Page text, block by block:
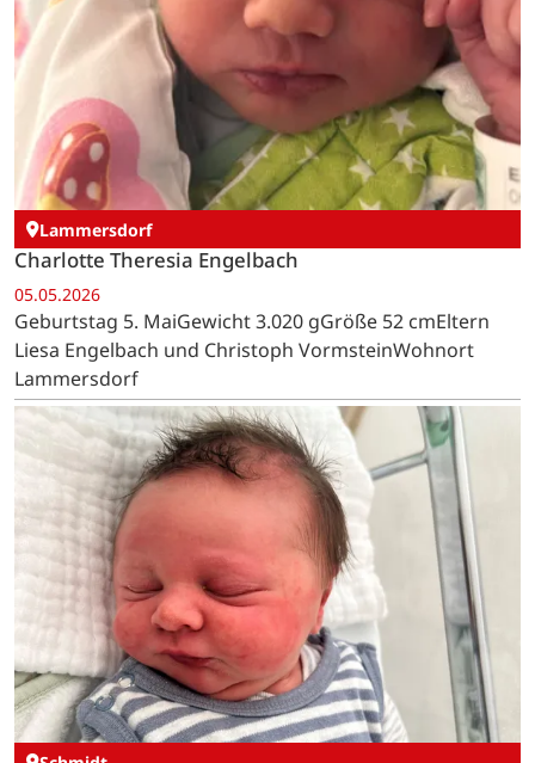
Lammersdorf
Charlotte Theresia Engelbach
05.05.2026
Geburtstag 5. MaiGewicht 3.020 gGröße 52 cmEltern
Liesa Engelbach und Christoph VormsteinWohnort
Lammersdorf